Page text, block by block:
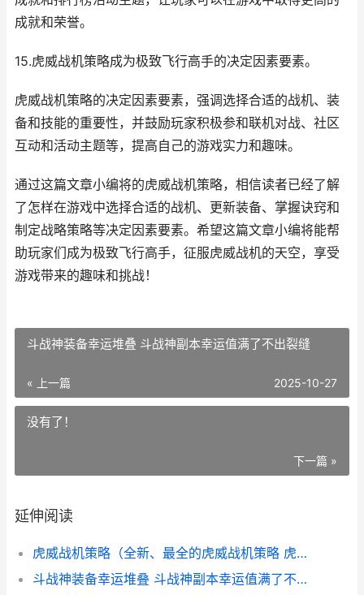
成就和荣誉。
15.虎威战机策略成为极致飞行高手的决定因素要素。
虎威战机策略的决定因素要素，强调选择合适的战机、装
备和技能的重要性，并鼓励玩家积极参和联机对战、社区
互动和活动主题等，提高自己的游戏实力和趣味。
通过这篇文章小编将的虎威战机策略，相信读者已经了解
了怎样在游戏中选择合适的战机、更新装备、掌握诀窍和
制定战略策略等决定因素要素。希望这篇文章小编将能帮
助玩家们成为极致飞行高手，征服虎威战机的天空，享受
游戏带来的趣味和挑战！
斗战神装备幸运堆叠 斗战神副本幸运值满了不出裂缝
« 上一篇 2025-10-27
没有了！
下一篇 »
延伸阅读
虎威战机策略（全新、最全的虎威战机策略 虎威战机手机版
斗战神装备幸运堆叠 斗战神副本幸运值满了不出裂缝